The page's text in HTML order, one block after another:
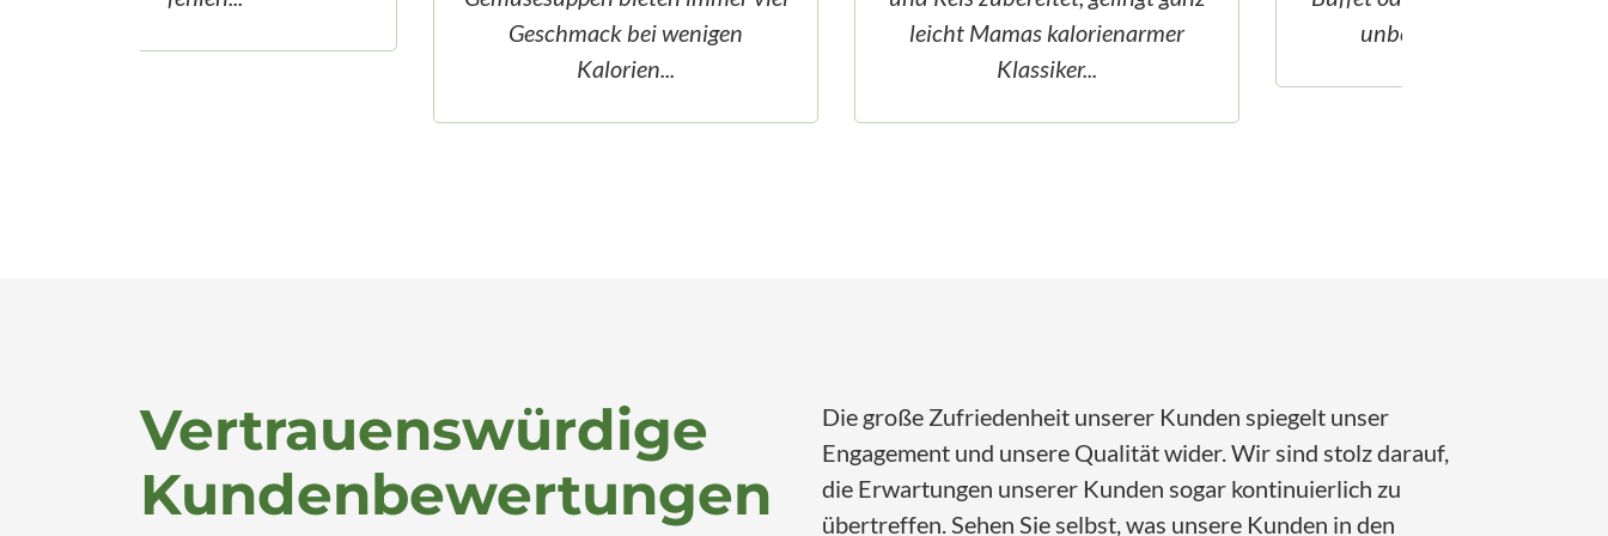
leicht Mamas kalorienarmer
unbedingt probieren...
Vertrauenswürdige
Kundenbewertungen
Die große Zufriedenheit unserer Kunden spiegelt unser
Engagement und unsere Qualität wider. Wir sind stolz darauf,
die Erwartungen unserer Kunden sogar kontinuierlich zu
übertreffen. Sehen Sie selbst, was unsere Kunden in den